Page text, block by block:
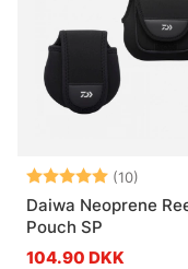
Vurdering: (10)
5.0
Daiwa Neoprene
Pouch SP
104.90 DKK